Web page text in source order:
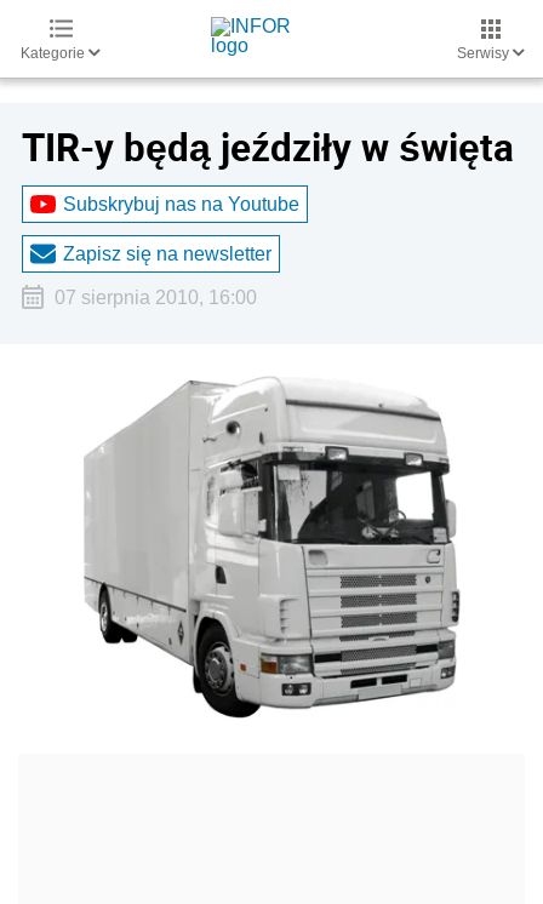
Kategorie Serwisy
TIR-y będą jeździły w święta
Subskrybuj nas na Youtube
Zapisz się na newsletter
07 sierpnia 2010, 16:00